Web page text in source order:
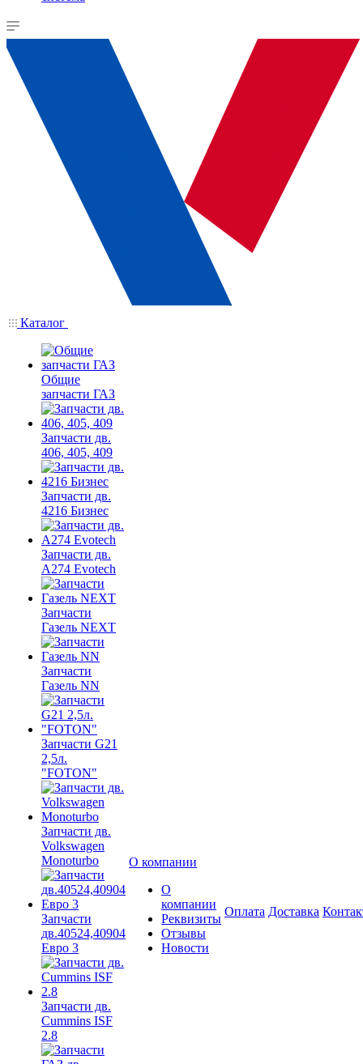
Каталог
Общие
запчасти ГАЗ
Запчасти дв.
406, 405, 409
Запчасти дв.
4216 Бизнес
Запчасти дв.
A274 Evotech
Запчасти
Газель NEXT
Запчасти
Газель NN
Запчасти G21
2,5л.
"FOTON"
Запчасти дв.
Volkswagen
Monoturbo
Запчасти
дв.40524,40904
Евро 3
Запчасти дв.
Cummins ISF
2.8
О компании
О
компании
Реквизиты
Отзывы
Новости
Оплата Доставка